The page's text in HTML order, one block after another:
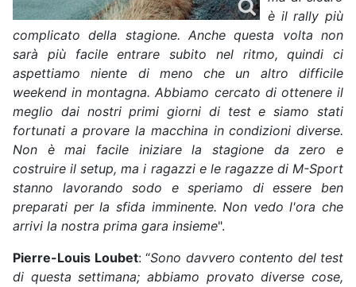
è il rally più
complicato della stagione. Anche questa volta non
sarà più facile entrare subito nel ritmo, quindi ci
aspettiamo niente di meno che un altro difficile
weekend in montagna. Abbiamo cercato di ottenere il
meglio dai nostri primi giorni di test e siamo stati
fortunati a provare la macchina in condizioni diverse.
Non è mai facile iniziare la stagione da zero e
costruire il setup, ma i ragazzi e le ragazze di M-Sport
stanno lavorando sodo e speriamo di essere ben
preparati per la sfida imminente. Non vedo l'ora che
arrivi la nostra prima gara insieme".
Pierre-Louis Loubet: “Sono davvero contento del test
di questa settimana; abbiamo provato diverse cose,